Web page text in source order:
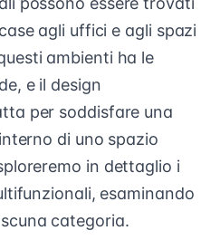
agli uffici e agli spazi
ambienti ha le
e il design
per soddisfare una
di uno spazio
in dettaglio i
esaminando
categoria.